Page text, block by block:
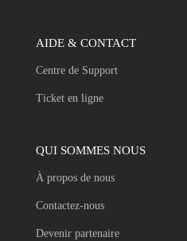
AIDE & CONTACT
Centre de Support
Ticket en ligne
QUI SOMMES NOUS
À propos de nous
Contactez-nous
Devenir partenaire